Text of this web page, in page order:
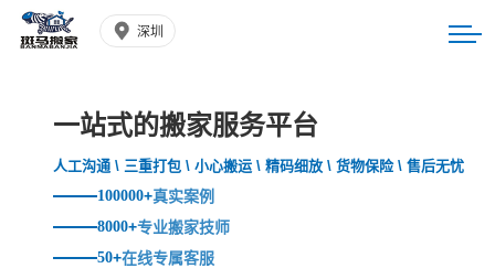
深圳
一站式的搬家服务平台
人工沟通 \ 三重打包 \ 小心搬运 \ 精码细放 \ 货物保险 \ 售后无忧
100000+真实案例
8000+专业搬家技师
50+在线专属客服